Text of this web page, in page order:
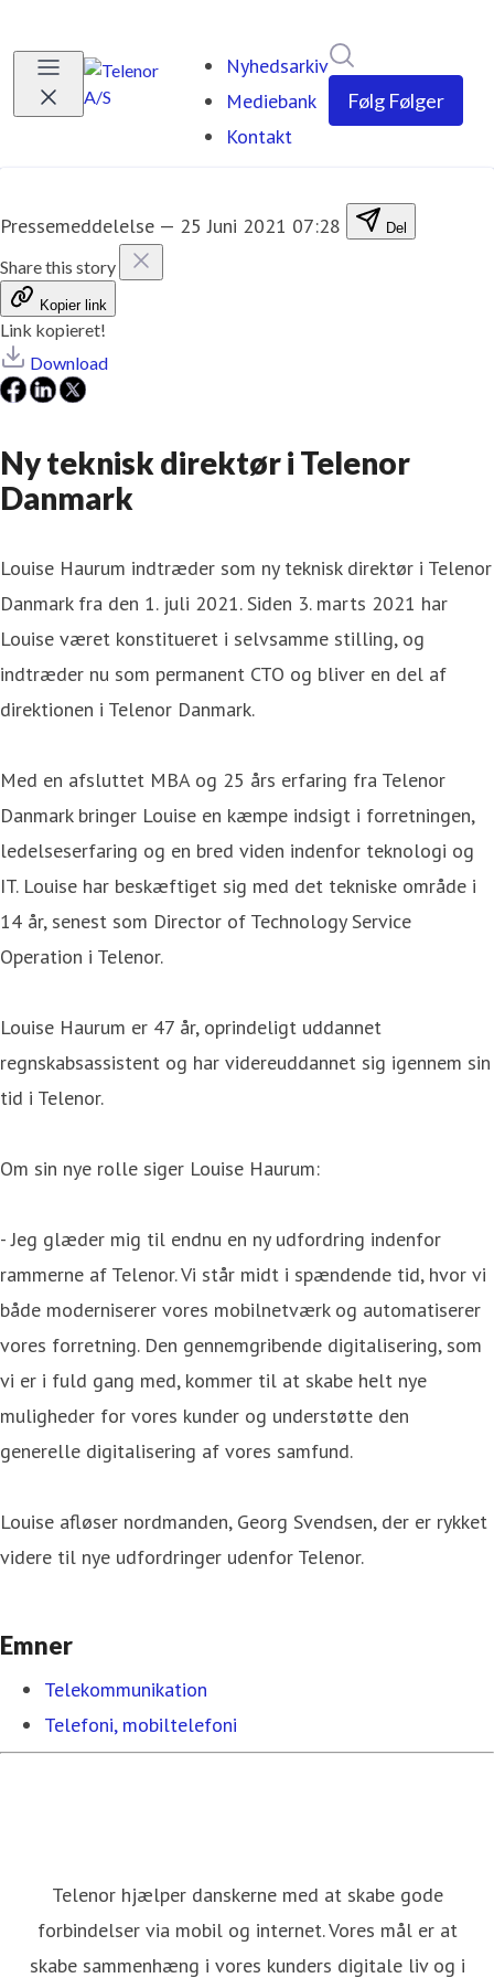
Nyhedsarkiv
Mediebank
Kontakt
Følg Følger
Pressemeddelelse — 25 Juni 2021 07:28 Del
Share this story
Kopier link
Link kopieret!
Download
​Ny teknisk direktør i Telenor
Danmark
Louise Haurum indtræder som ny teknisk direktør i Telenor
Danmark fra den 1. juli 2021. Siden 3. marts 2021 har
Louise været konstitueret i selvsamme stilling, og
indtræder nu som permanent CTO og bliver en del af
direktionen i Telenor Danmark.
Med en afsluttet MBA og 25 års erfaring fra Telenor
Danmark bringer Louise en kæmpe indsigt i forretningen,
ledelseserfaring og en bred viden indenfor teknologi og
IT. Louise har beskæftiget sig med det tekniske område i
14 år, senest som Director of Technology Service
Operation i Telenor.
Louise Haurum er 47 år, oprindeligt uddannet
regnskabsassistent og har videreuddannet sig igennem sin
tid i Telenor.
Om sin nye rolle siger Louise Haurum:
- Jeg glæder mig til endnu en ny udfordring indenfor
rammerne af Telenor. Vi står midt i spændende tid, hvor vi
både moderniserer vores mobilnetværk og automatiserer
vores forretning. Den gennemgribende digitalisering, som
vi er i fuld gang med, kommer til at skabe helt nye
muligheder for vores kunder og understøtte den
generelle digitalisering af vores samfund.
Louise afløser nordmanden, Georg Svendsen, der er rykket
videre til nye udfordringer udenfor Telenor.
Emner
Telekommunikation
Telefoni, mobiltelefoni
Telenor hjælper danskerne med at skabe gode
forbindelser via mobil og internet. Vores mål er at
skabe sammenhæng i vores kunders digitale liv og i